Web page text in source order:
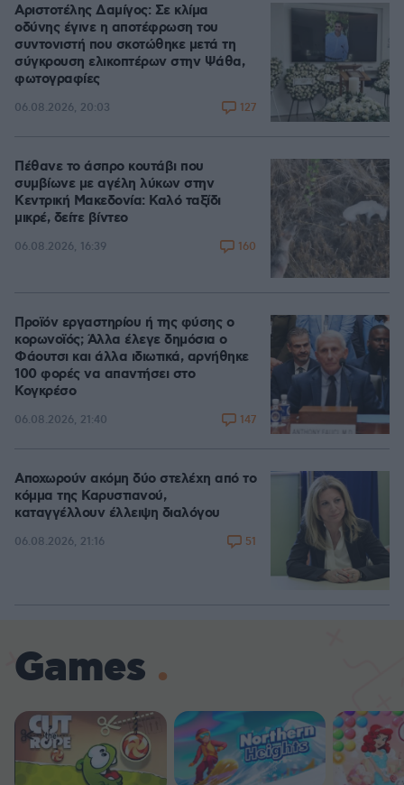
Αριστοτέλης Δαμίγος: Σε κλίμα
οδύνης έγινε η αποτέφρωση του
συντονιστή που σκοτώθηκε μετά τη
σύγκρουση ελικοπτέρων στην Ψάθα,
φωτογραφίες
06.08.2026, 20:03 127
Πέθανε το άσπρο κουτάβι που
συμβίωνε με αγέλη λύκων στην
Κεντρική Μακεδονία: Καλό ταξίδι
μικρέ, δείτε βίντεο
06.08.2026, 16:39 160
Προϊόν εργαστηρίου ή της φύσης ο
κορωνοϊός; Άλλα έλεγε δημόσια ο
Φάουτσι και άλλα ιδιωτικά, αρνήθηκε
100 φορές να απαντήσει στο
Κογκρέσο
06.08.2026, 21:40 147
Αποχωρούν ακόμη δύο στελέχη από το
κόμμα της Καρυστιανού,
καταγγέλλουν έλλειψη διαλόγου
06.08.2026, 21:16 51
Games